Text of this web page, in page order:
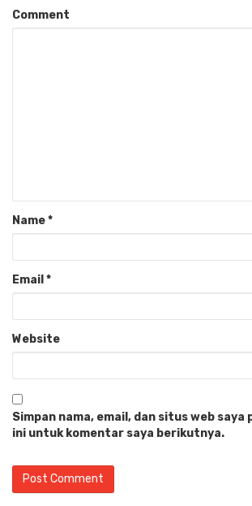
Comment
Name*
Email *
Website
Simpan nama, email, dan situs web saya
ini untuk komentar saya berikutnya.